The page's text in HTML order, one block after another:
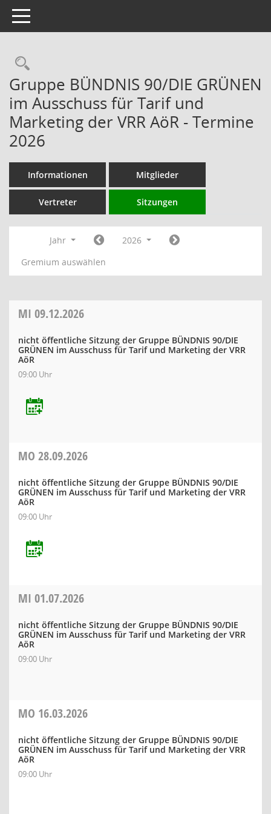
Toggle navigation
Rechercheauswahl
Gruppe BÜNDNIS 90/DIE GRÜNEN
im Ausschuss für Tarif und
Marketing der VRR AöR - Termine
2026
Informationen Mitglieder
Vertreter Sitzungen
Jahr
2026
Gremium auswählen
MI 09.12.2026
nicht öffentliche Sitzung der Gruppe BÜNDNIS 90/DIE
GRÜNEN im Ausschuss für Tarif und Marketing der VRR
AöR
09:00 Uhr
MO 28.09.2026
nicht öffentliche Sitzung der Gruppe BÜNDNIS 90/DIE
GRÜNEN im Ausschuss für Tarif und Marketing der VRR
AöR
09:00 Uhr
MI 01.07.2026
nicht öffentliche Sitzung der Gruppe BÜNDNIS 90/DIE
GRÜNEN im Ausschuss für Tarif und Marketing der VRR
AöR
09:00 Uhr
MO 16.03.2026
nicht öffentliche Sitzung der Gruppe BÜNDNIS 90/DIE
GRÜNEN im Ausschuss für Tarif und Marketing der VRR
AöR
09:00 Uhr